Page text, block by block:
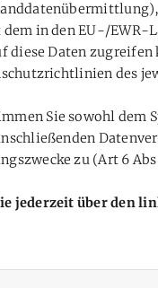
auf euch - und auch
eine sehr gute
in den EU-/EWR-
diese Daten
des
Sie sowohl
zu (Art 6 Abs.
jederzeit über den